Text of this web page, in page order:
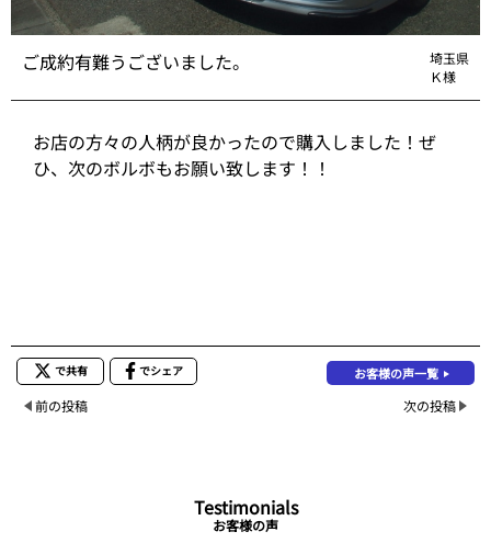
ご成約有難うございました。
埼玉県
Ｋ様
お店の方々の人柄が良かったので購入しました！ぜ
ひ、次のボルボもお願い致します！！
で共有 でシェア お客様の声一覧
前の投稿 次の投稿
Testimonials
お客様の声